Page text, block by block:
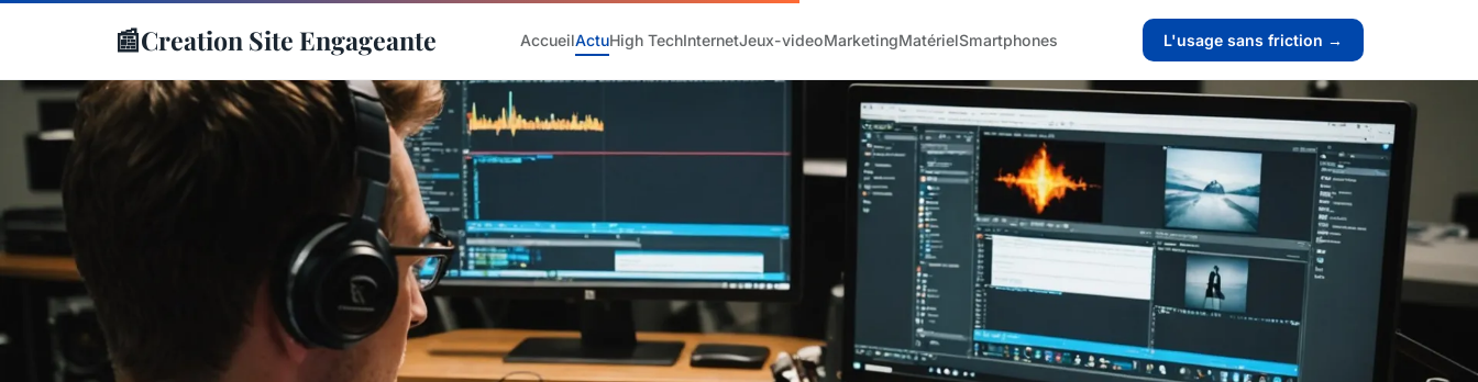
📰Creation Site Engageante AccueilActuHigh TechInternetJeux-videoMarketingMatérielSmartphones L'usage sans friction →